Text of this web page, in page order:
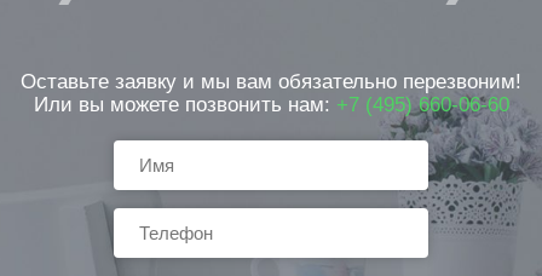
Оставьте заявку и мы вам обязательно перезвоним!
Или вы можете позвонить нам: +7 (495) 660-06-60